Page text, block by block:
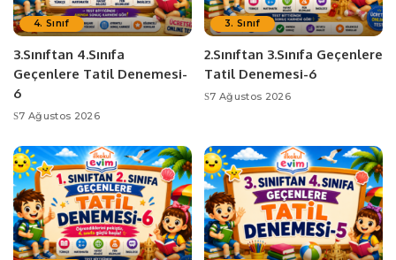
4. Sınıf
3.Sınıftan 4.Sınıfa
Geçenlere Tatil Denemesi-
6
7 Ağustos 2026
3. Sınıf
2.Sınıftan 3.Sınıfa Geçenlere
Tatil Denemesi-6
7 Ağustos 2026